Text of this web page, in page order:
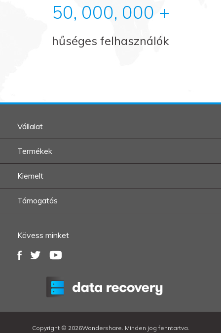
50, 000, 000 +
hűséges felhasználók
Vállalat
Termékek
Kiemelt
Támogatás
Kövess minket
Copyright © 2026Wondershare. Minden jog fenntartva.